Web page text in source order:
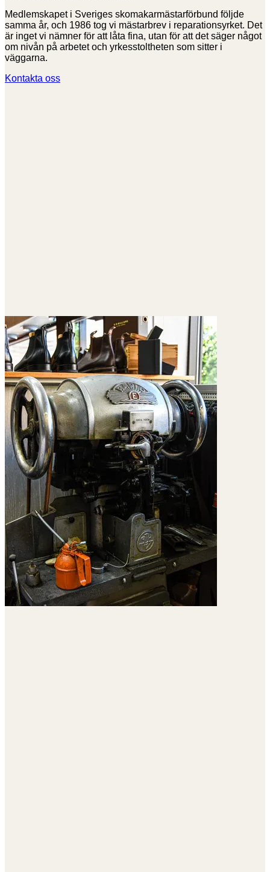
Medlemskapet i Sveriges skomakarmästarförbund följde
samma år, och 1986 tog vi mästarbrev i reparationsyrket. Det
är inget vi nämner för att låta fina, utan för att det säger något
om nivån på arbetet och yrkesstoltheten som sitter i
väggarna.
Kontakta oss